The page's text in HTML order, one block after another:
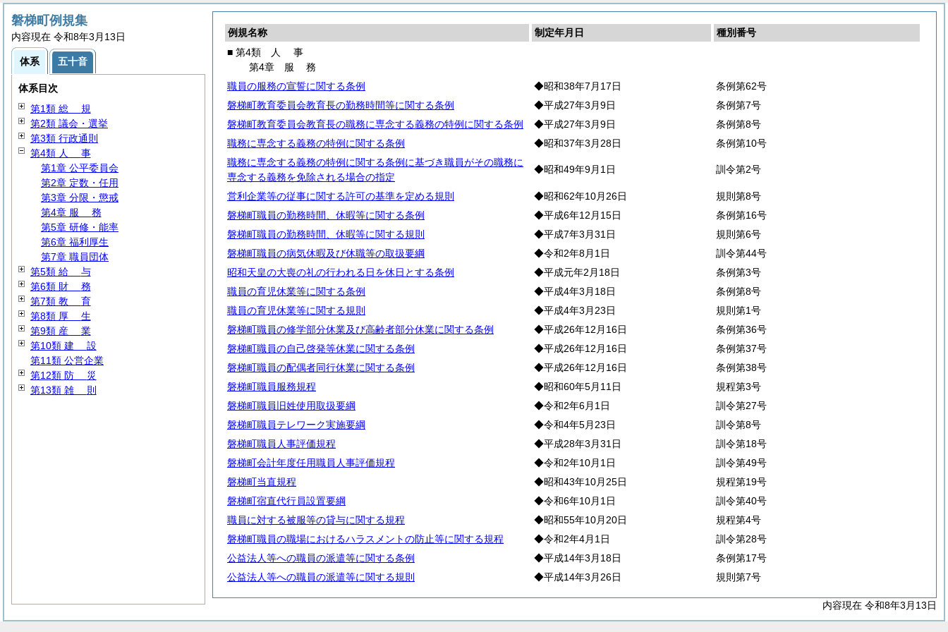
例規名称 制定年月日
種別番号
■ 第4類
人 事
第4章 服務
職員の服務の宣誓に関する条例
◆昭和38年7月17日
条例第62号
磐梯町教育委員会教育長の勤務時間等に関する条例
◆平成27年3月9日
条例第7号
磐梯町教育委員会教育長の職務に専念する義務の特例に関する条例
◆平成27年3月9日
条例第8号
職務に専念する義務の特例に関する条例
◆昭和37年3月28日
条例第10号
職務に専念する義務の特例に関する条例に基づき職員がその職務に
専念する義務を免除される場合の指定
◆昭和49年9月1日 訓令第2号
営利企業等の従事に関する許可の基準を定める規則 ◆昭和62年10月26日
規則第8号
磐梯町職員の勤務時間、休暇等に関する条例
◆平成6年12月15日
条例第16号
磐梯町職員の勤務時間、休暇等に関する規則
◆平成7年3月31日
規則第6号
磐梯町職員の病気休暇及び休職等の取扱要綱
◆令和2年8月1日
訓令第44号
昭和天皇の大喪の礼の行われる日を休日とする条例
◆平成元年2月18日
条例第3号
職員の育児休業等に関する条例
◆平成4年3月18日
条例第8号
職員の育児休業等に関する規則
◆平成4年3月23日
規則第1号
磐梯町職員の修学部分休業及び高齢者部分休業に関する条例
◆平成26年12月16日
条例第36号
磐梯町職員の自己啓発等休業に関する条例
◆平成26年12月16日
条例第37号
磐梯町職員の配偶者同行休業に関する条例
◆平成26年12月16日
条例第38号
磐梯町職員服務規程
◆昭和60年5月11日
規程第3号
磐梯町職員旧姓使用取扱要綱
◆令和2年6月1日
訓令第27号
磐梯町職員テレワーク実施要綱
◆令和4年5月23日
訓令第8号
磐梯町職員人事評価規程
◆平成28年3月31日
訓令第18号
磐梯町会計年度任用職員人事評価規程
◆令和2年10月1日
訓令第49号
磐梯町当直規程
◆昭和43年10月25日
規程第19号
磐梯町宿直代行員設置要綱
◆令和6年10月1日
訓令第40号
職員に対する被服等の貸与に関する規程
◆昭和55年10月20日
規程第4号
磐梯町職員の職場におけるハラスメントの防止等に関する規程
◆令和2年4月1日
訓令第28号
公益法人等への職員の派遣等に関する条例
◆平成14年3月18日
条例第17号
公益法人等への職員の派遣等に関する規則
◆平成14年3月26日 規則第7号
内容現在 令和8年3月13日
磐梯町例規集
内容現在 令和8年3月13日
体系 五十音
体系目次
第1類 総 規
第2類 議会・選挙
第3類 行政通則
第4類 人 事
第1章 公平委員会
第2章 定数・任用
第3章 分限・懲戒
第4章 服 務
第5章 研修・能率
第6章 福利厚生
第7章 職員団体
第5類 給 与
第6類 財 務
第7類 教 育
第8類 厚 生
第9類 産 業
第10類 建 設
第11類 公営企業
第12類 防 災
第13類 雑 則